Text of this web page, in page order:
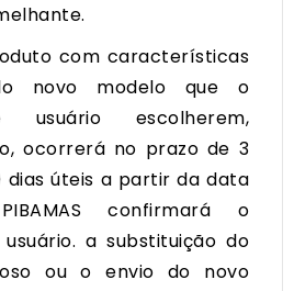
com características
novo modelo que o
usuário escolherem,
ocorrerá no prazo de 3
úteis a partir da data
confirmará o
a substituição do
ou o envio do novo